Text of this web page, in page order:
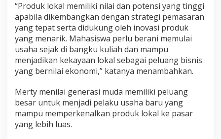
“Produk lokal memiliki nilai dan potensi yang tinggi
apabila dikembangkan dengan strategi pemasaran
yang tepat serta didukung oleh inovasi produk
yang menarik. Mahasiswa perlu berani memulai
usaha sejak di bangku kuliah dan mampu
menjadikan kekayaan lokal sebagai peluang bisnis
yang bernilai ekonomi,” katanya menambahkan.
Merty menilai generasi muda memiliki peluang
besar untuk menjadi pelaku usaha baru yang
mampu memperkenalkan produk lokal ke pasar
yang lebih luas.